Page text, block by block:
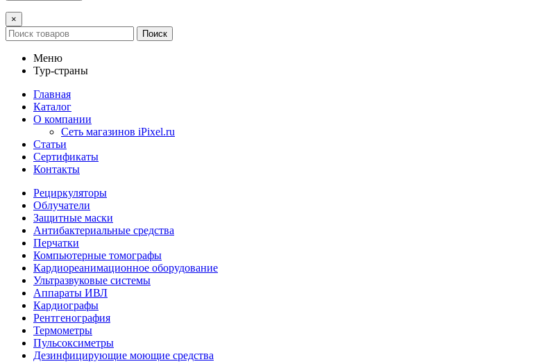
×
Поиск
Меню
Тур-страны
Главная
Каталог
О компании
Сеть магазинов iPixel.ru
Статьи
Сертификаты
Контакты
Рециркуляторы
Облучатели
Защитные маски
Антибактериальные средства
Перчатки
Компьютерные томографы
Кардиореанимационное оборудование
Ультразвуковые системы
Аппараты ИВЛ
Кардиографы
Рентгенография
Термометры
Пульсоксиметры
Дезинфицирующие моющие средства